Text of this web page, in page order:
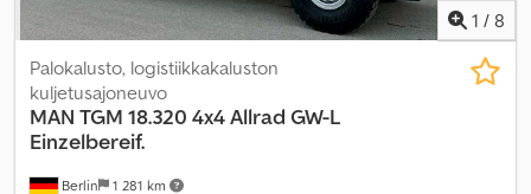
1 / 8
Berlin 1 281 km
Palokalusto, logistiikkakaluston
kuljetusajoneuvo
MAN TGM 18.320 4x4 Allrad GW-L
Einzelbereif.